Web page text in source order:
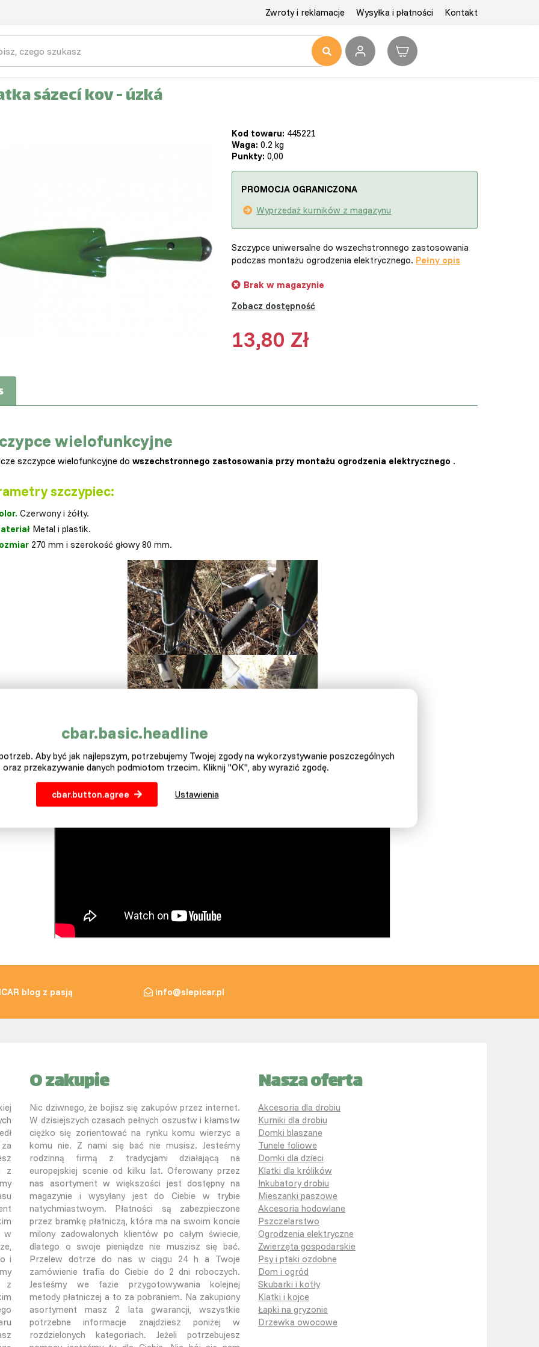
Zwroty i reklamacje Wysyłka i płatności Kontakt
sázecí kov - úzká
Kod towaru: 445221
Waga: 0.2 kg
Punkty: 0,00
PROMOCJA OGRANICZONA
Wyprzedaż kurników z magazynu
Szczypce uniwersalne do wszechstronnego zastosowania
podczas montażu ogrodzenia elektrycznego. Pełny opis
Brak w magazynie
Zobacz dostępność
13,80 Zł
wielofunkcyjne
szczypce wielofunkcyjne do wszechstronnego zastosowania przy montażu ogrodzenia elektrycznego .
szczypiec:
Czerwony i żółty.
Metal i plastik.
270 mm i szerokość głowy 80 mm.
blog z pasją info@slepicar.pl
z
w
i
z
O zakupie
Nic dziwnego, że bojisz się zakupów przez internet.
W dzisiejszych czasach pełnych oszustw i kłamstw
ciężko się zorientować na rynku komu wierzyc a
komu nie. Z nami się bać nie musisz. Jesteśmy
rodzinną firmą z tradycjami działającą na
europejskiej scenie od kilku lat. Oferowany przez
nas asortyment w większości jest dostępny na
magazynie i wysyłany jest do Ciebie w trybie
natychmiastwoym. Płatności są zabezpieczone
przez bramkę płatniczą, która ma na swoim koncie
milony zadowalonych klientów po całym świecie,
dlatego o swoje pieniądze nie muszisz się bać.
Przelew dotrze do nas w ciągu 24 h a Twoje
zamówienie trafia do Ciebie do 2 dni roboczych.
Jesteśmy we fazie przygotowywania kolejnej
metody płatniczej a to za pobraniem. Na zakupiony
asortyment masz 2 lata gwarancji, wszystkie
potrzebne informacje znajdziesz poniżej w
rozdzielonych kategoriach. Jeżeli potrzebujesz
Nasza oferta
Akcesoria dla drobiu
Kurniki dla drobiu
Domki blaszane
Tunele foliowe
Domki dla dzieci
Klatki dla królików
Inkubatory drobiu
Mieszanki paszowe
Akcesoria hodowlane
Pszczelarstwo
Ogrodzenia elektryczne
Zwierzęta gospodarskie
Psy i ptaki ozdobne
Dom i ogród
Skubarki i kotły
Klatki i kojce
Łapki na gryzonie
Drzewka owocowe
cbar.basic.headline
Aby być jak najlepszym, potrzebujemy Twojej zgody na wykorzystywanie poszczególnych
przekazywanie danych podmiotom trzecim. Kliknij "OK", aby wyrazić zgodę.
cbar.button.agree Ustawienia